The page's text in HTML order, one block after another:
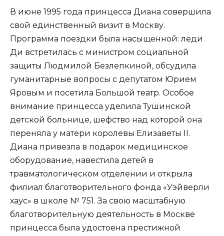
В июне 1995 года принцесса Диана совершила
свой единственный визит в Москву.
Программа поездки была насыщенной: леди
Ди встретилась с министром социальной
защиты Людмилой Безлепкиной, обсудила
гуманитарные вопросы с депутатом Юрием
Яровым и посетила Большой театр. Особое
внимание принцесса уделила Тушинской
детской больнице, шефство над которой она
переняла у матери королевы Елизаветы II.
Диана привезла в подарок медицинское
оборудование, навестила детей в
травматологическом отделении и открыла
филиал благотворительного фонда «Уэйверли
хаус» в школе № 751. За свою масштабную
благотворительную деятельность в Москве
принцесса была удостоена престижной